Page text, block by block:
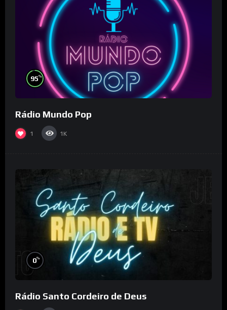
95%
Rádio Mundo Pop
1 1K
0%
Rádio Santo Cordeiro de Deus